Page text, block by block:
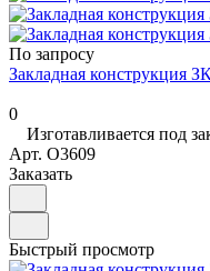
По запросу
Закладная конструкция
0
Изготавливается под
Арт. O3609
Заказать
Быстрый просмотр